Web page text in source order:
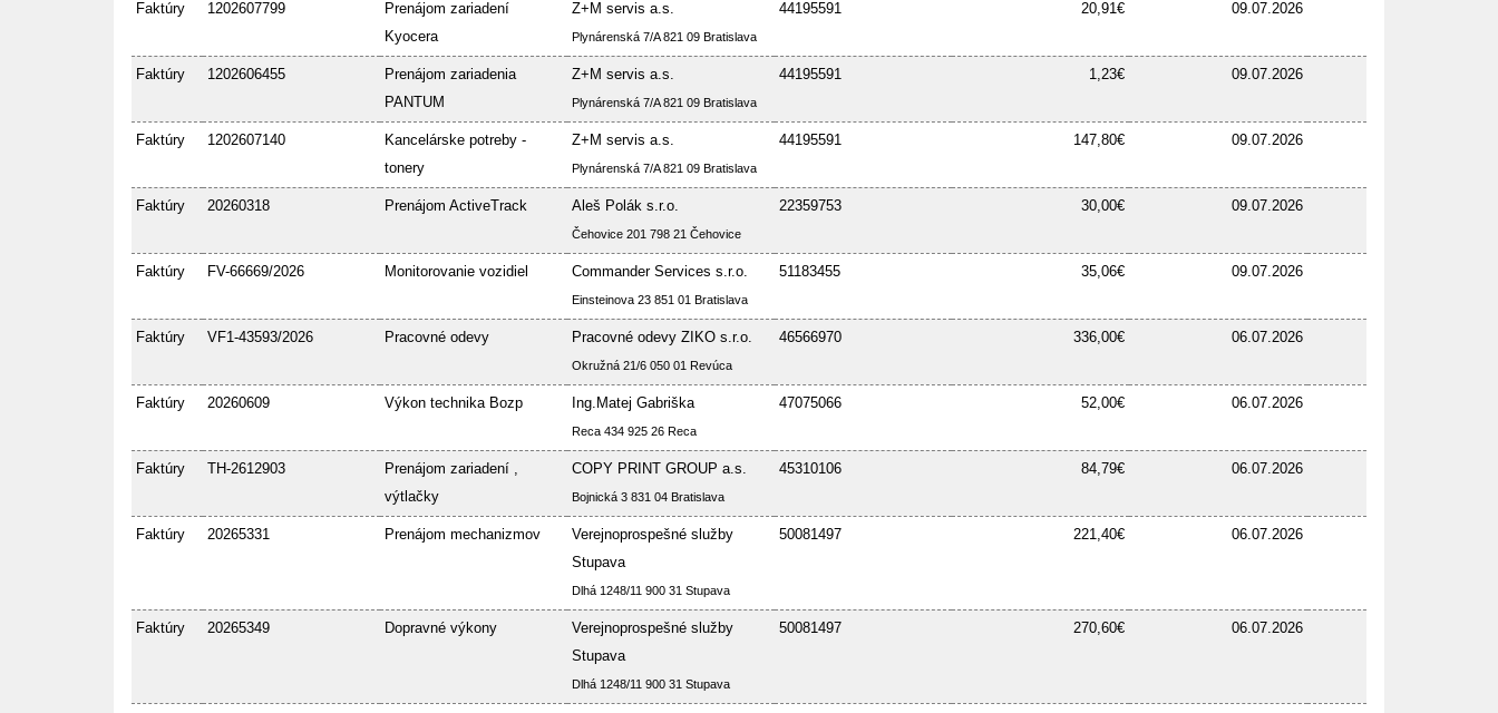
Faktúry 1202607799
Prenájom zariadení
Kyocera
Z+M servis a.s.
Plynárenská 7/A 821 09 Bratislava
44195591 20,91€ 09.07.2026
Faktúry 1202606455
Prenájom zariadenia
PANTUM
Z+M servis a.s.
Plynárenská 7/A 821 09 Bratislava
44195591 1,23€ 09.07.2026
Faktúry 1202607140
Kancelárske potreby -
tonery
Z+M servis a.s.
Plynárenská 7/A 821 09 Bratislava
44195591 147,80€ 09.07.2026
Faktúry 20260318 Prenájom ActiveTrack Aleš Polák s.r.o.
Čehovice 201 798 21 Čehovice
22359753 30,00€ 09.07.2026
Faktúry FV-66669/2026 Monitorovanie vozidiel Commander Services s.r.o.
Einsteinova 23 851 01 Bratislava
51183455 35,06€ 09.07.2026
Faktúry VF1-43593/2026 Pracovné odevy Pracovné odevy ZIKO s.r.o.
Okružná 21/6 050 01 Revúca
46566970 336,00€ 06.07.2026
Faktúry 20260609 Výkon technika Bozp Ing.Matej Gabriška
Reca 434 925 26 Reca
47075066 52,00€ 06.07.2026
Faktúry TH-2612903
Prenájom zariadení ,
výtlačky
COPY PRINT GROUP a.s.
Bojnická 3 831 04 Bratislava
45310106 84,79€ 06.07.2026
Faktúry 20265331 Prenájom mechanizmov
Verejnoprospešné služby
Stupava
Dlhá 1248/11 900 31 Stupava
50081497 221,40€ 06.07.2026
Faktúry 20265349 Dopravné výkony
Verejnoprospešné služby
Stupava
Dlhá 1248/11 900 31 Stupava
50081497 270,60€ 06.07.2026